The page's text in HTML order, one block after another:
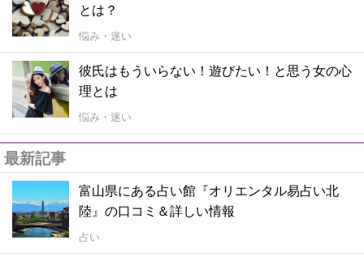
とは？
悩み・迷い
彼氏はもういらない！遊びたい！と思う女の心
理とは
悩み・迷い
最新記事
富山県にある占い館『オリエンタル易占い北
陸』の口コミ＆詳しい情報
占い